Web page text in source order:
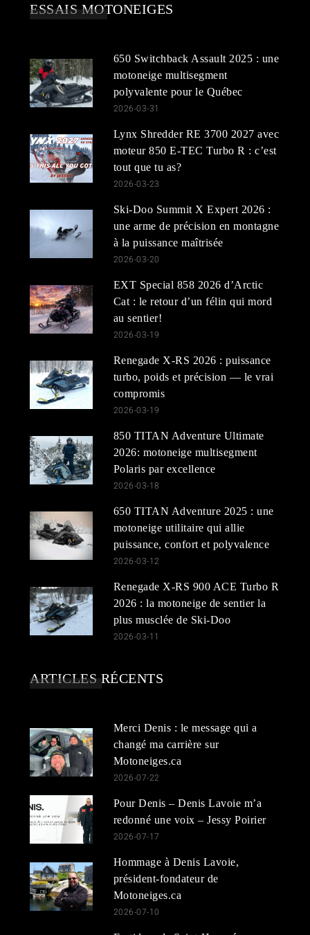
ESSAIS MOTONEIGES
650 Switchback Assault 2025 : une
motoneige multisegment
polyvalente pour le Québec
2026-03-31
Lynx Shredder RE 3700 2027 avec
moteur 850 E-TEC Turbo R : c’est
tout que tu as?
2026-03-23
Ski-Doo Summit X Expert 2026 :
une arme de précision en montagne
à la puissance maîtrisée
2026-03-20
EXT Special 858 2026 d’Arctic
Cat : le retour d’un félin qui mord
au sentier!
2026-03-19
Renegade X-RS 2026 : puissance
turbo, poids et précision — le vrai
compromis
2026-03-19
850 TITAN Adventure Ultimate
2026: motoneige multisegment
Polaris par excellence
2026-03-18
650 TITAN Adventure 2025 : une
motoneige utilitaire qui allie
puissance, confort et polyvalence
2026-03-12
Renegade X-RS 900 ACE Turbo R
2026 : la motoneige de sentier la
plus musclée de Ski-Doo
2026-03-11
ARTICLES RÉCENTS
Merci Denis : le message qui a
changé ma carrière sur
Motoneiges.ca
2026-07-22
Pour Denis – Denis Lavoie m’a
redonné une voix – Jessy Poirier
2026-07-17
Hommage à Denis Lavoie,
président-fondateur de
Motoneiges.ca
2026-07-10